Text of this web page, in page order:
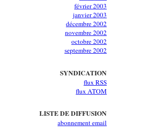
février 2003
janvier 2003
décembre 2002
novembre 2002
octobre 2002
septembre 2002
SYNDICATION
flux RSS
flux ATOM
LISTE DE DIFFUSION
abonnement email